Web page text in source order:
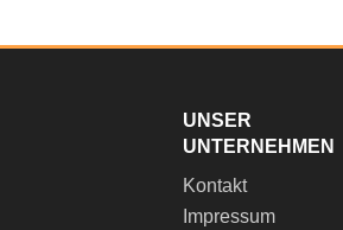
UNSER
UNTERNEHMEN
Kontakt
Impressum